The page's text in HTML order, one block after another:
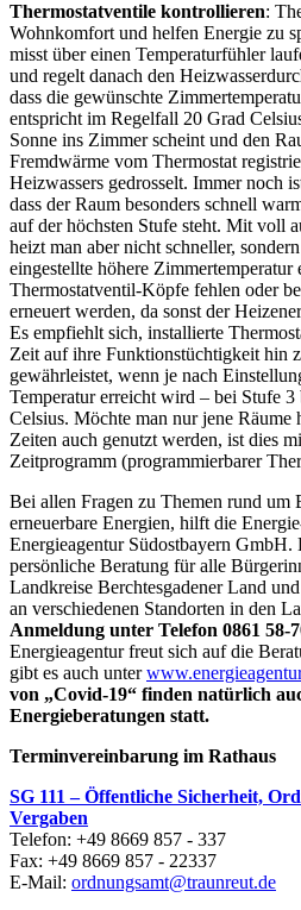
Thermostatventile kontrollieren:
Wohnkomfort und helfen Energie zu
misst über einen Temperaturfühler
und regelt danach den
dass die gewünschte
entspricht im Regelfall 20 Grad
Sonne ins Zimmer scheint und den
Fremdwärme vom Thermostat
Heizwassers gedrosselt. Immer noch
dass der Raum besonders schnell
auf der höchsten Stufe steht. Mit voll
heizt man aber nicht schneller,
eingestellte höhere Zimmertemperatur
Thermostatventil-Köpfe fehlen oder
erneuert werden, da sonst der
Es empfiehlt sich, installierte
Zeit auf ihre Funktionstüchtigkeit hin
gewährleistet, wenn je nach
Temperatur erreicht wird – bei Stufe 3
Celsius. Möchte man nur jene Räume
Zeiten auch genutzt werden, ist dies
Zeitprogramm (programmierbarer
Bei allen Fragen zu Themen rund um
erneuerbare Energien, hilft die
Energieagentur Südostbayern GmbH.
persönliche Beratung für alle
Landkreise Berchtesgadener Land
an verschiedenen Standorten in den
Anmeldung unter Telefon 0861 58-
Energieagentur freut sich auf die
gibt es auch unter
von „Covid-19“ finden natürlich
Energieberatungen statt.
Terminvereinbarung im Rathaus
SG 111 – Öffentliche Sicherheit,
Vergaben
Telefon: +49 8669 857 - 337
Fax: +49 8669 857 - 22337
E-Mail: ordnungsamt@traunreut.de